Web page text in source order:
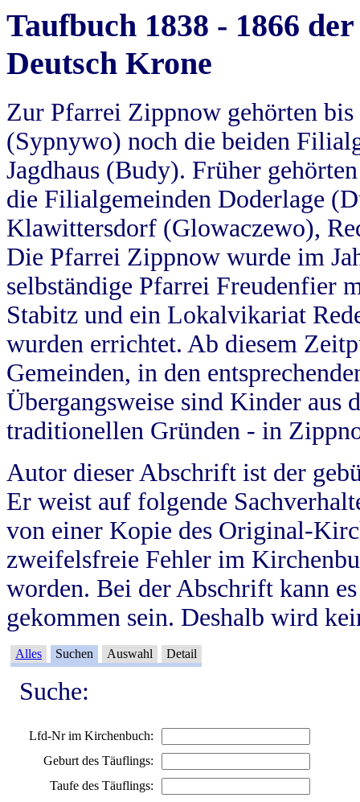
Taufbuch 1838 - 1866
Deutsch Krone
Zur Pfarrei Zippnow gehörten
(Sypnywo) noch die beiden
Jagdhaus (Budy). Früher
die Filialgemeinden Doderlage
Klawittersdorf (Glowaczewo),
Die Pfarrei Zippnow wurde im
selbständige Pfarrei Freudenfier
Stabitz und ein Lokalvikariat
wurden errichtet. Ab diesem
Gemeinden, in den
Übergangsweise sind Kinder aus
traditionellen Gründen - in
Autor dieser Abschrift ist der
Er weist auf folgende
von einer Kopie des Original-
zweifelsfreie Fehler im
worden. Bei der Abschrift kann
gekommen sein. Deshalb wird
Alles Suchen Auswahl Detail
Suche:
Lfd-Nr im Kirchenbuch:
Geburt des Täuflings:
Taufe des Täuflings: